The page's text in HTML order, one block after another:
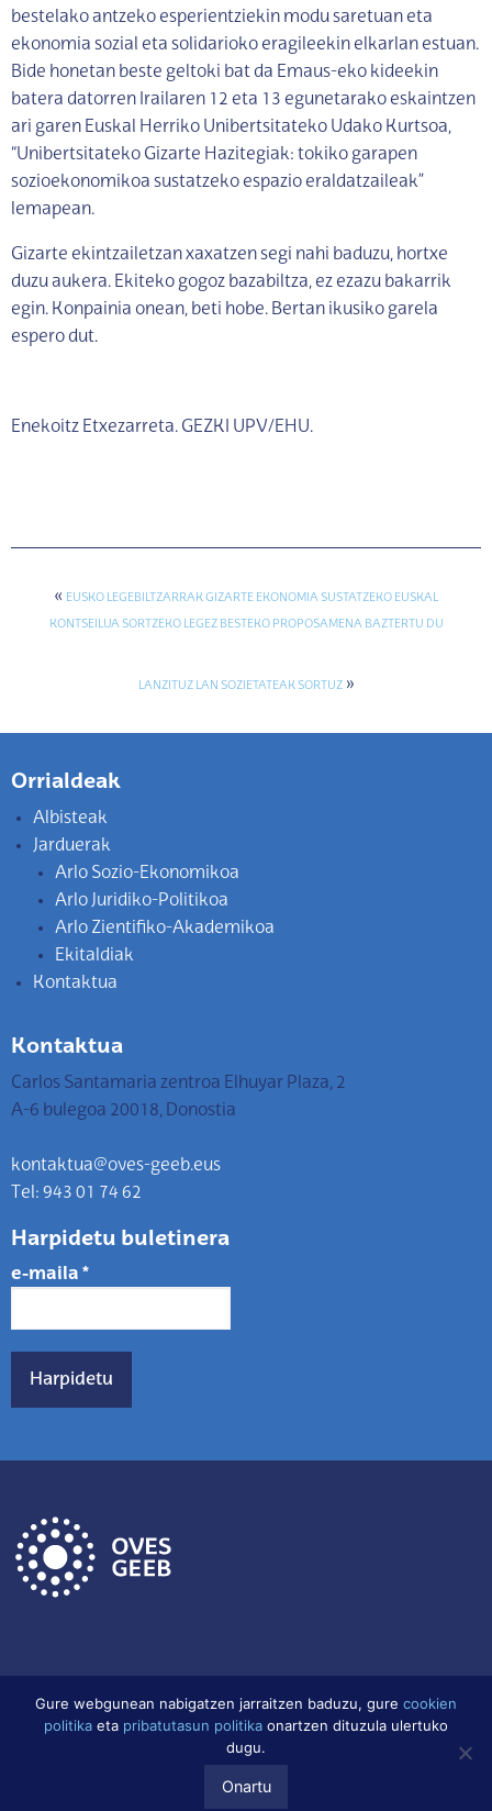
bestelako antzeko esperientziekin modu saretuan eta
ekonomia sozial eta solidarioko eragileekin elkarlan estuan.
Bide honetan beste geltoki bat da Emaus-eko kideekin
batera datorren Irailaren 12 eta 13 egunetarako eskaintzen
ari garen Euskal Herriko Unibertsitateko Udako Kurtsoa,
“Unibertsitateko Gizarte Hazitegiak: tokiko garapen
sozioekonomikoa sustatzeko espazio eraldatzaileak”
lemapean.
Gizarte ekintzailetzan xaxatzen segi nahi baduzu, hortxe
duzu aukera. Ekiteko gogoz bazabiltza, ez ezazu bakarrik
egin. Konpainia onean, beti hobe. Bertan ikusiko garela
espero dut.
Enekoitz Etxezarreta. GEZKI UPV/EHU.
« EUSKO LEGEBILTZARRAK GIZARTE EKONOMIA SUSTATZEKO EUSKAL
KONTSEILUA SORTZEKO LEGEZ BESTEKO PROPOSAMENA BAZTERTU DU
LANZITUZ LAN SOZIETATEAK SORTUZ»
Orrialdeak
Albisteak
Jarduerak
Arlo Sozio-Ekonomikoa
Arlo Juridiko-Politikoa
Arlo Zientifiko-Akademikoa
Ekitaldiak
Kontaktua
Kontaktua
Carlos Santamaria zentroa Elhuyar Plaza, 2
A-6 bulegoa 20018, Donostia
kontaktua@oves-geeb.eus
Tel: 943 01 74 62
Harpidetu buletinera
e-maila *
Datu babes politika Cookien Politika
Gure webgunean nabigatzen jarraitzen baduzu, gure cookien
politika eta pribatutasun politika onartzen dituzula ulertuko
dugu.
Onartu